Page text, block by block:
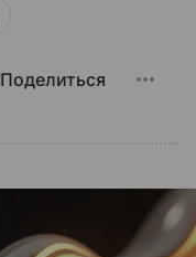
Поделиться